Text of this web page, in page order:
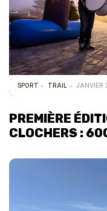
SPORT TRAIL JANVIER
PREMIÈRE
CLOCHERS :